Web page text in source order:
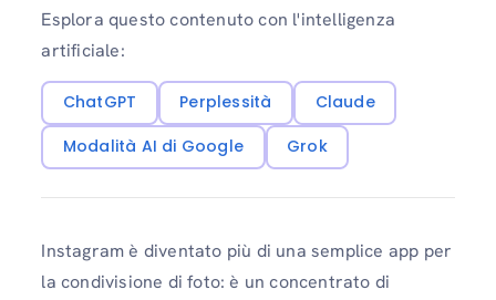
Esplora questo contenuto con l'intelligenza
artificiale:
ChatGPT Perplessità
Claude
Modalità AI di Google
Grok
Instagram è diventato più di una semplice app per
la condivisione di foto: è un concentrato di